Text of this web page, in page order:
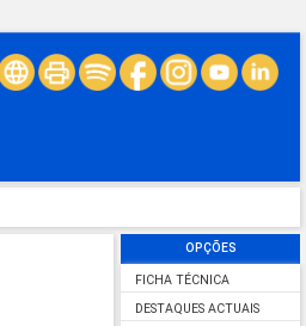
OPÇÕES
FICHA TÉCNICA
DESTAQUES ACTUAIS